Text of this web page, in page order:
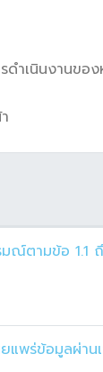
ดำเนินงานขอ
มณ์ตามข้อ
แพร่ข้อมูลผ่าน